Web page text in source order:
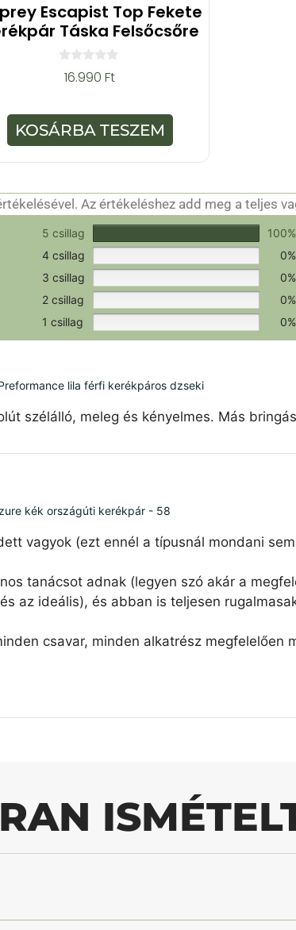
Escapist Top Fekete
Táska Felsőcsőre
0
-
b
ő
l
16.990Ft
KOSÁRBA TESZEM
Értékeld a
Az értékeléshez add meg a teljes
csak a hitelesítéshez
5 csillag
100%
4 csillag
0%
3 csillag
0%
2 csillag
0%
1 csillag
0%
lila férfi kerékpáros dzseki
szélálló, meleg és kényelmes. Más
kék országúti kerékpár - 58
vagyok (ezt ennél a típusnál mondani
tanácsot adnak (legyen szó akár a
az ideális), és abban is teljesen
csavar, minden alkatrész